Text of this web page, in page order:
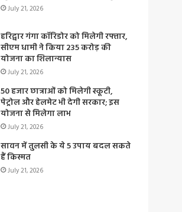
July 21, 2026
हरिद्वार गंगा कॉरिडोर को मिलेगी रफ्तार,
सीएम धामी ने किया 235 करोड़ की
योजना का शिलान्यास
July 21, 2026
50 हजार छात्राओं को मिलेगी स्कूटी,
पेट्रोल और हेलमेट भी देगी सरकार; इस
योजना से मिलेगा लाभ
July 21, 2026
सावन में तुलसी के ये 5 उपाय बदल सकते
हैं किस्मत
July 21, 2026